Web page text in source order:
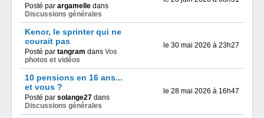
Posté par argamelle dans
Discussions générales
Kenor, le sprinter qui ne
courait pas
Posté par tangram dans Vos
photos et vidéos
le 30 mai 2026 à 23h27
10 pensions en 16 ans...
et vous ?
Posté par solange27 dans
Discussions générales
le 28 mai 2026 à 16h47